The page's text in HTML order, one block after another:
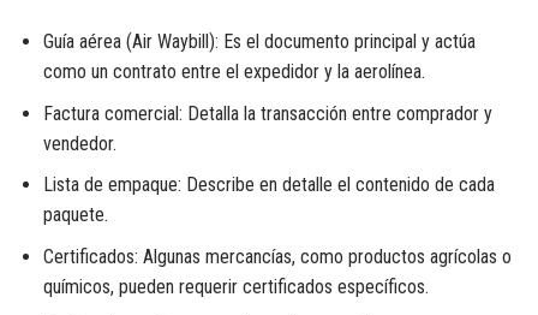
Guía aérea (Air Waybill): Es el documento principal y actúa
como un contrato entre el expedidor y la aerolínea.
Factura comercial: Detalla la transacción entre comprador y
vendedor.
Lista de empaque: Describe en detalle el contenido de cada
paquete.
Certificados: Algunas mercancías, como productos agrícolas o
químicos, pueden requerir certificados específicos.